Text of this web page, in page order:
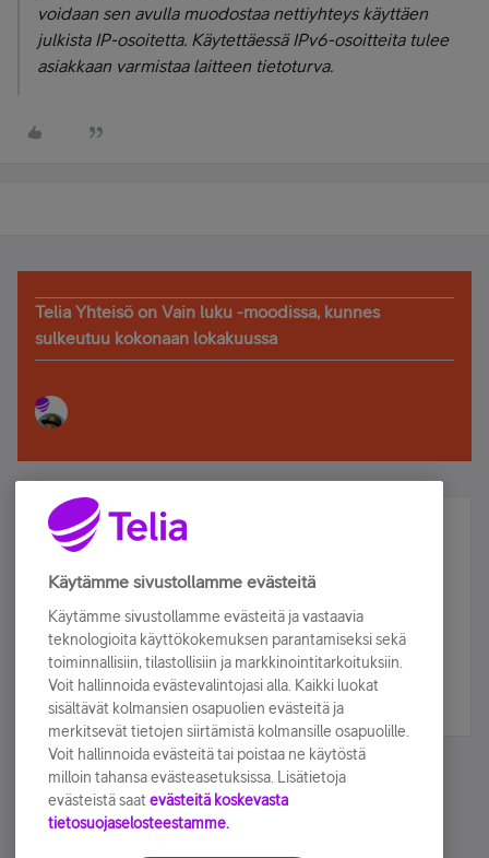
voidaan sen avulla muodostaa nettiyhteys käyttäen
julkista IP-osoitetta. Käytettäessä IPv6-osoitteita tulee
asiakkaan varmistaa laitteen tietoturva.
Telia Yhteisö on Vain luku -moodissa, kunnes
sulkeutuu kokonaan lokakuussa
Älä jää paitsi – osallistu ja voita!
Tilaa Telian uutiskirje ja olet mukana arvonnassa.
sähköpostiisi.
Tilaa nyt
Käytämme sivustollamme evästeitä
Käytämme sivustollamme evästeitä ja vastaavia
teknologioita käyttökokemuksen parantamiseksi sekä
toiminnallisiin, tilastollisiin ja markkinointitarkoituksiin.
Voit hallinnoida evästevalintojasi alla. Kaikki luokat
sisältävät kolmansien osapuolien evästeitä ja
merkitsevät tietojen siirtämistä kolmansille osapuolille.
Voit hallinnoida evästeitä tai poistaa ne käytöstä
milloin tahansa evästeasetuksissa. Lisätietoja
evästeistä saat evästeitä koskevasta
tietosuojaselosteestamme.